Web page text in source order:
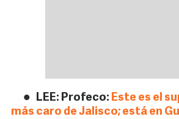
LEE: Profeco: Este es el
más caro de Jalisco; está en